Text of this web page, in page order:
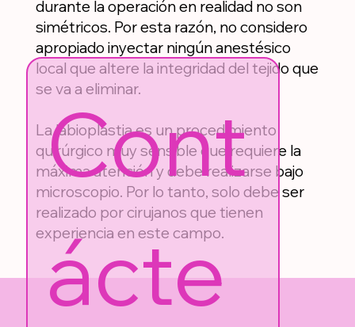
durante la operación en realidad no son
simétricos. Por esta razón, no considero
apropiado inyectar ningún anestésico
local que altere la integridad del tejido que
se va a eliminar.
La labioplastia es un procedimiento
quirúrgico muy sensible que requiere la
máxima atención y debe realizarse bajo
microscopio. Por lo tanto, solo debe ser
realizado por cirujanos que tienen
experiencia en este campo.
Cont
ácte